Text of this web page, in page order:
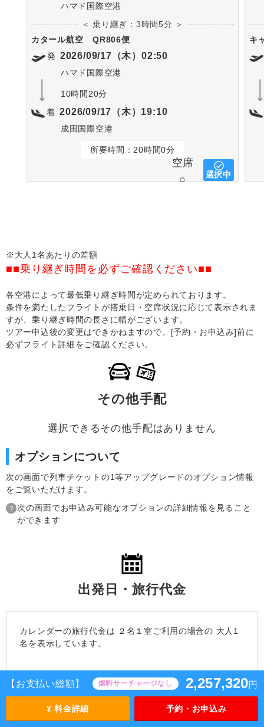
【お支払い総額】 燃料サーチャージなし 2,257,320円
¥ 料金詳細 予約・お申込み
ハマド国際空港
＜ 乗り継ぎ：3時間5分 ＞
カタール航空
QR806便
発 2026/09/17（木）02:50
ハマド国際空港
10時間20分
着 2026/09/17（木）19:10
成田国際空港
所要時間：20時間0分
空席
○
選択中
キ
※大人1名あたりの差額
■■乗り継ぎ時間を必ずご確認ください■■
各空港によって最低乗り継ぎ時間が定められております。
条件を満たしたフライトが搭乗日・空席状況に応じて表示されま
すが、乗り継ぎ時間の長さに幅がございます。
ツアー申込後の変更はできかねますので、[予約・お申込み]前に
必ずフライト詳細をご確認ください。
その他手配
選択できるその他手配はありません
オプションについて
次の画面で列車チケットの1等アップグレードのオプション情報
をご覧いただけます。
次の画面でお申込み可能なオプションの詳細情報を見ること
ができます
出発日・旅行代金
カレンダーの旅行代金は ２名１室 ご利用の場合の 大人1
名を表示しています。